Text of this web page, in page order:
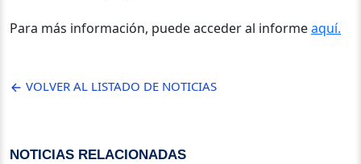
Para más información, puede acceder al informeaquí.
VOLVER AL LISTADO DE NOTICIAS
NOTICIAS RELACIONADAS